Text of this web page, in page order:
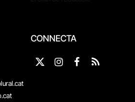
CONNECTA
X
InstagramFacebook
RSS